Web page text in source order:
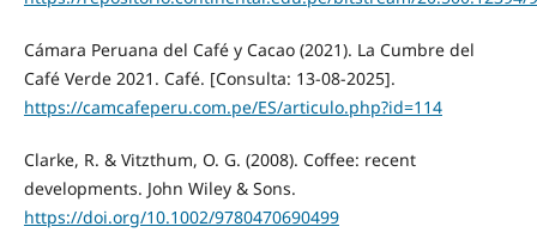
Cámara Peruana del Café y Cacao (2021). La Cumbre del
Café Verde 2021. Café. [Consulta: 13-08-2025].
https://camcafeperu.com.pe/ES/articulo.php?id=114
Clarke, R. & Vitzthum, O. G. (2008). Coffee: recent
developments. John Wiley & Sons.
https://doi.org/10.1002/9780470690499